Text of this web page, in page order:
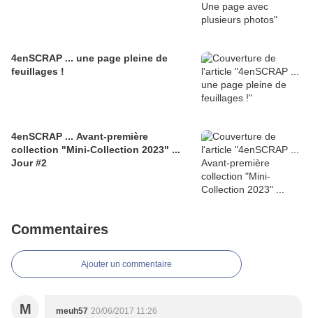
4enSCRAP ... une page pleine de
feuillages !
4enSCRAP ... Avant-première
collection "Mini-Collection 2023" ...
Jour #2
Commentaires
Ajouter un commentaire
M meuh57 20/06/2017 11:26